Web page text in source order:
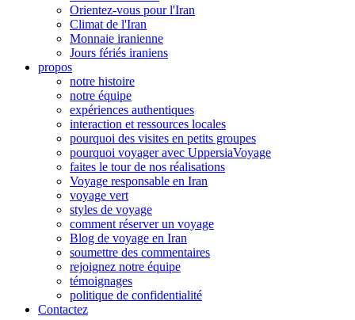
Orientez-vous pour l'Iran
Climat de l'Iran
Monnaie iranienne
Jours fériés iraniens
propos
notre histoire
notre équipe
expériences authentiques
interaction et ressources locales
pourquoi des visites en petits groupes
pourquoi voyager avec UppersiaVoyage
faites le tour de nos réalisations
Voyage responsable en Iran
voyage vert
styles de voyage
comment réserver un voyage
Blog de voyage en Iran
soumettre des commentaires
rejoignez notre équipe
témoignages
politique de confidentialité
Contactez